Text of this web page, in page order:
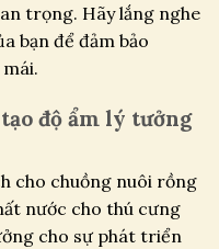
trọng. Hãy lắng nghe
bạn để đảm bảo
độ ẩm lý tưởng
cho chuồng nuôi rồng
nước cho thú cưng
cho sự phát triển